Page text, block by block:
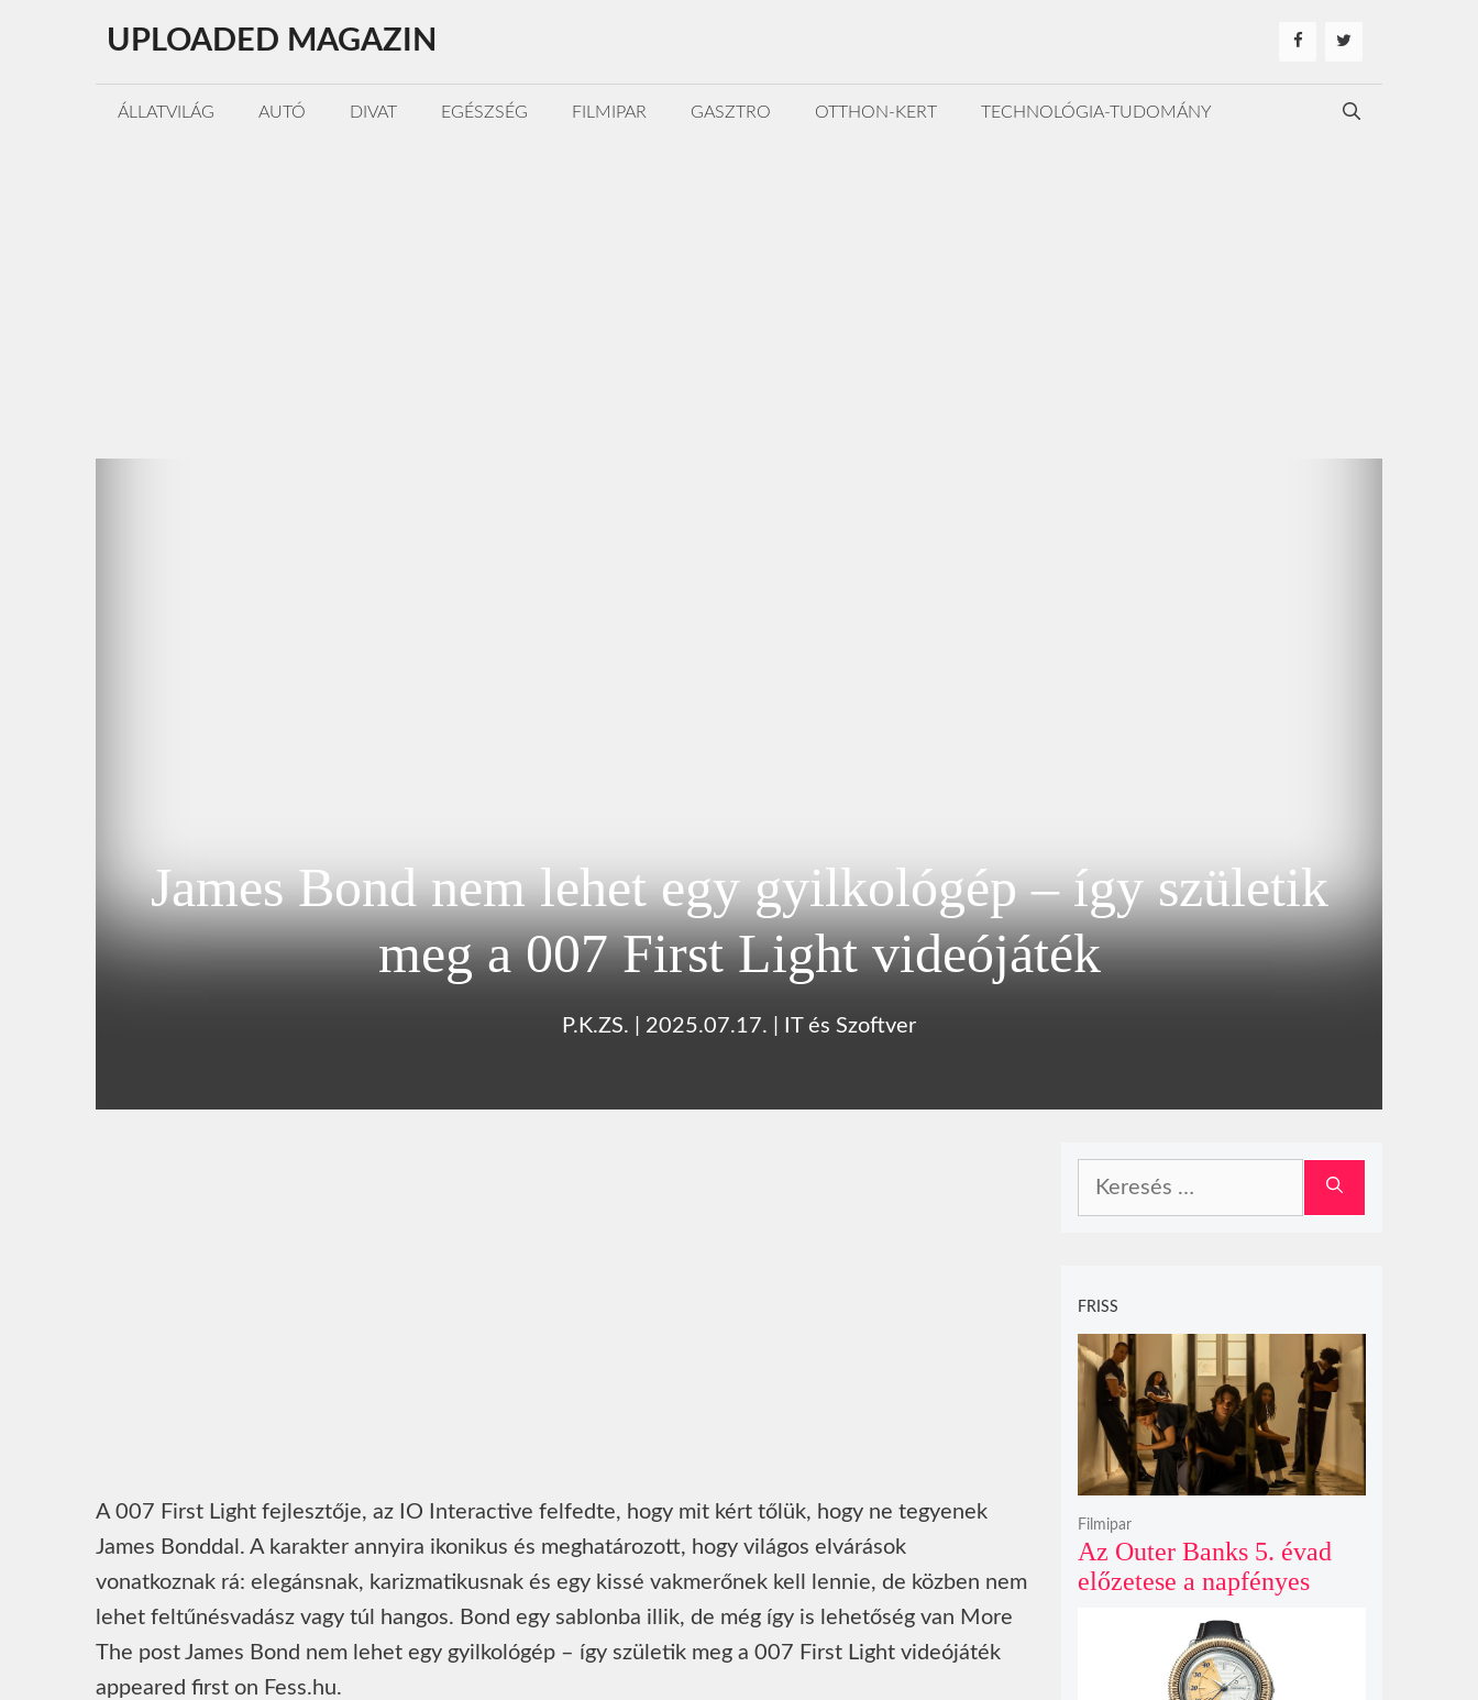
tartalomba
UPLOADED MAGAZIN
ÁLLATVILÁG AUTÓ DIVAT EGÉSZSÉG FILMIPAR GASZTRO OTTHON-KERT TECHNOLÓGIA-TUDOMÁNY
James Bond nem lehet egy gyilkológép – így születik
meg a 007 First Light videójáték
P.K.ZS. 2025.07.17. IT és Szoftver
A 007 First Light fejlesztője, az IO Interactive felfedte, hogy mit kért tőlük, hogy ne tegyenek
James Bonddal. A karakter annyira ikonikus és meghatározott, hogy világos elvárások
vonatkoznak rá: elegánsnak, karizmatikusnak és egy kissé vakmerőnek kell lennie, de közben nem
lehet feltűnésvadász vagy túl hangos. Bond egy sablonba illik, de még így is lehetőség van More
The post James Bond nem lehet egy gyilkológép – így születik meg a 007 First Light videójáték
appeared first on Fess.hu.
FRISS
Az Outer Banks 5. évad
előzetese a napfényes
kíméletlen
bosszúhadjáratot ígér
Filmipar